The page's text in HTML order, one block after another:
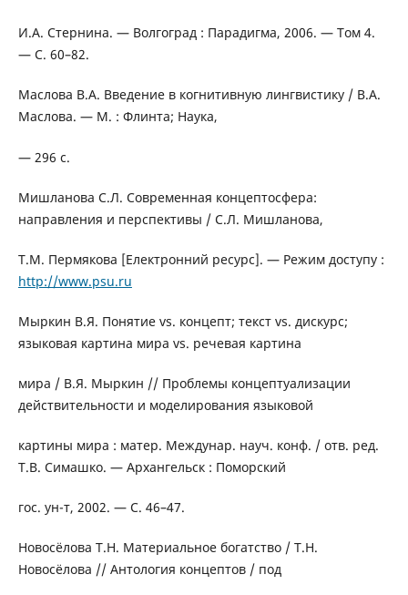
И.А. Стернина. — Волгоград : Парадигма, 2006. — Том 4.
— С. 60–82.
Маслова В.А. Введение в когнитивную лингвистику / В.А.
Маслова. — М. : Флинта; Наука,
— 296 с.
Мишланова С.Л. Современная концептосфера:
направления и перспективы / С.Л. Мишланова,
Т.М. Пермякова [Електронний ресурс]. — Режим доступу :
http://www.psu.ru
Мыркин В.Я. Понятие vs. концепт; текст vs. дискурс;
языковая картина мира vs. речевая картина
мира / В.Я. Мыркин // Проблемы концептуализации
действительности и моделирования языковой
картины мира : матер. Междунар. науч. конф. / отв. ред.
Т.В. Симашко. — Архангельск : Поморский
гос. ун-т, 2002. — С. 46–47.
Новосёлова Т.Н. Материальное богатство / Т.Н.
Новосёлова // Антология концептов / под